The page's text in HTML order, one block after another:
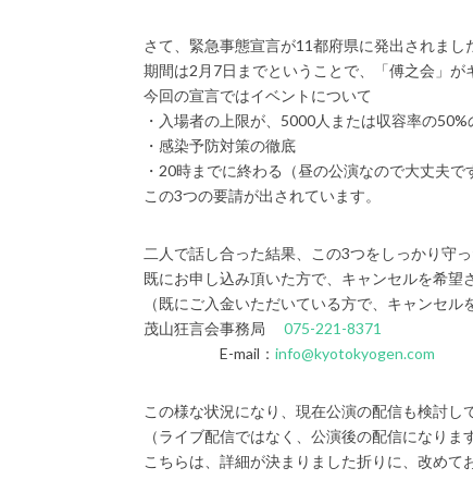
さて、緊急事態宣言が11都府県に発出されまし
期間は2月7日までということで、「傅之会」が
今回の宣言ではイベントについて
・入場者の上限が、5000人または収容率の
・感染予防対策の徹底
・20時までに終わる（昼の公演なので大丈夫で
この3つの要請が出されています。
二人で話し合った結果、この3つをしっかり守
既にお申し込み頂いた方で、キャンセルを希望
（既にご入金いただいている方で、キャンセル
茂山狂言会事務局 075-221-8371
E-mail： info@kyotokyogen.com
この様な状況になり、現在公演の配信も検討し
（ライブ配信ではなく、公演後の配信になります
こちらは、詳細が決まりました折りに、改めて